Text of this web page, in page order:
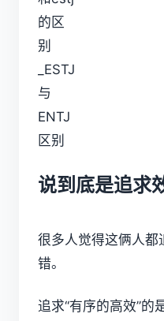
说到底是追求
很多人觉得这俩人都
错。
追求“有序的高效”的